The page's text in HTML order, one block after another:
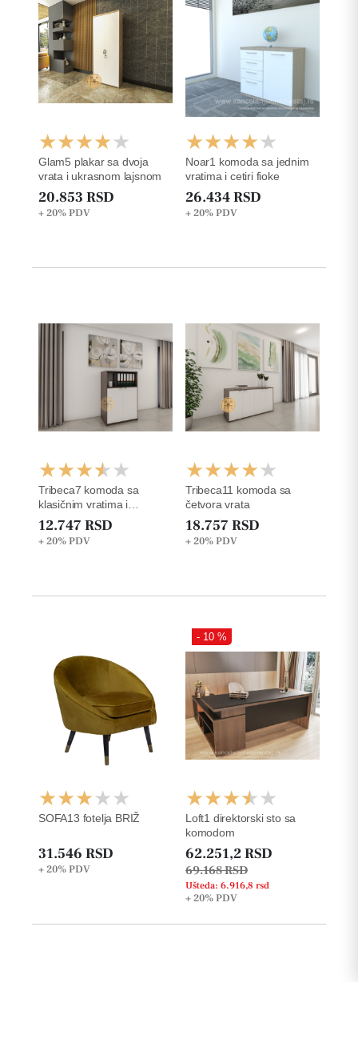
Glam5 plakar sa dvoja
vrata i ukrasnom lajsnom
20.853 RSD
+ 20%PDV
Noar1 komoda sa jednim
vratima i cetiri fioke
26.434 RSD
+ 20%PDV
Tribeca7 komoda sa
klasičnim vratima i
otvorenom policom
12.747 RSD
+ 20%PDV
Tribeca11 komoda sa
četvora vrata
18.757 RSD
+ 20%PDV
SOFA13 fotelja BRIŽ
31.546 RSD
+ 20%PDV
Loft1 direktorski sto sa
komodom
- 10 %
62.251,2 RSD
69.168 RSD
Ušteda: 6.916,8 rsd
+ 20%PDV